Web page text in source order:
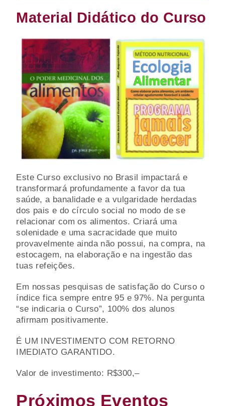
Material Didático do Curso
Este Curso exclusivo no Brasil impactará e
transformará profundamente a favor da tua
saúde, a banalidade e a vulgaridade herdadas
dos pais e do círculo social no modo de se
relacionar com os alimentos. Criará uma
solenidade e uma sacracidade que muito
provavelmente ainda não possui, na compra, na
estocagem, na elaboração e na ingestão das
tuas refeições.
Em nossas pesquisas de satisfação do Curso o
índice fica sempre entre 95 e 97%. Na pergunta
“se indicaria o Curso”, 100% dos alunos
afirmam positivamente.
É UM INVESTIMENTO COM RETORNO
IMEDIATO GARANTIDO.
Valor de investimento: R$300,–
Próximos Eventos